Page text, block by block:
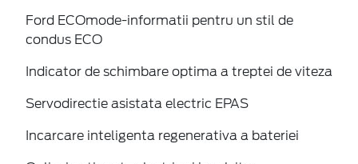
Ford ECOmode-informatii pentru un stil de
condus ECO
Indicator de schimbare optima a treptei de viteza
Servodirectie asistata electric EPAS
Incarcare inteligenta regenerativa a bateriei